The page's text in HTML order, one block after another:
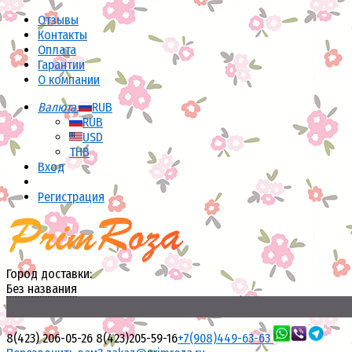
Отзывы
Контакты
Оплата
Гарантии
О компании
Валюта:
RUB
RUB
USD
THB
Вход
Регистрация
Город доставки:
Без названия
8(423) 206-05-26 8(423)205-59-16+7(908)449-63-63